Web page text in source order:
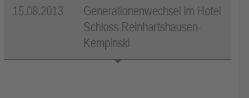
15.08.2013
Generationenwechsel im Hotel
Schloss Reinhartshausen-
Kempinski